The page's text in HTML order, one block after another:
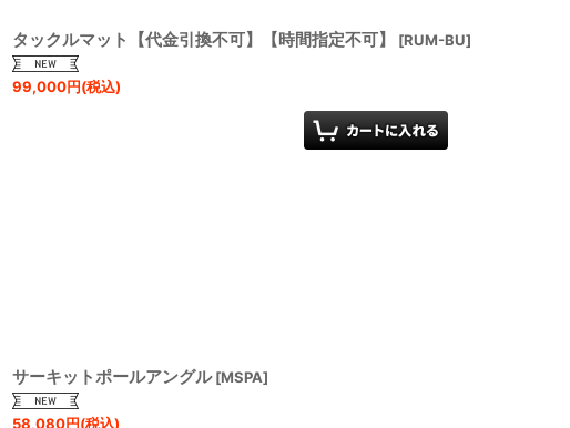
タックルマット【代金引換不可】【時間指定不可】 [RUM-BU]
99,000円(税込)
サーキットポールアングル [MSPA]
58,080円(税込)